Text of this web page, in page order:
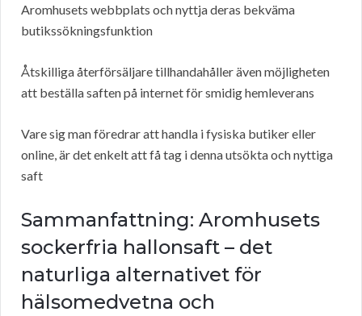
Aromhusets webbplats och nyttja deras bekväma
butikssökningsfunktion
Åtskilliga återförsäljare tillhandahåller även möjligheten
att beställa saften på internet för smidig hemleverans
Vare sig man föredrar att handla i fysiska butiker eller
online, är det enkelt att få tag i denna utsökta och nyttiga
saft
Sammanfattning: Aromhusets
sockerfria hallonsaft – det
naturliga alternativet för
hälsomedvetna och